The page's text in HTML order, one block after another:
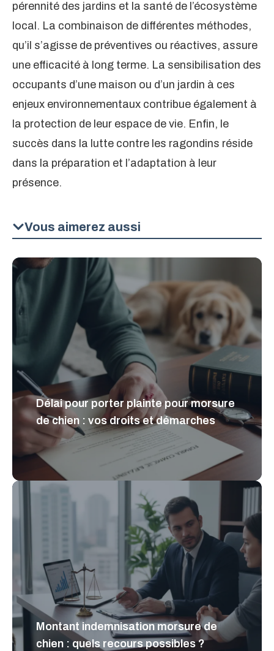
pérennité des jardins et la santé de l’écosystème
local. La combinaison de différentes méthodes,
qu’il s’agisse de préventives ou réactives, assure
une efficacité à long terme. La sensibilisation des
occupants d’une maison ou d’un jardin à ces
enjeux environnementaux contribue également à
la protection de leur espace de vie. Enfin, le
succès dans la lutte contre les ragondins réside
dans la préparation et l’adaptation à leur
présence.
Vous aimerez aussi
Délai pour porter plainte pour morsure
de chien : vos droits et démarches
Montant indemnisation morsure de
chien : quels recours possibles ?